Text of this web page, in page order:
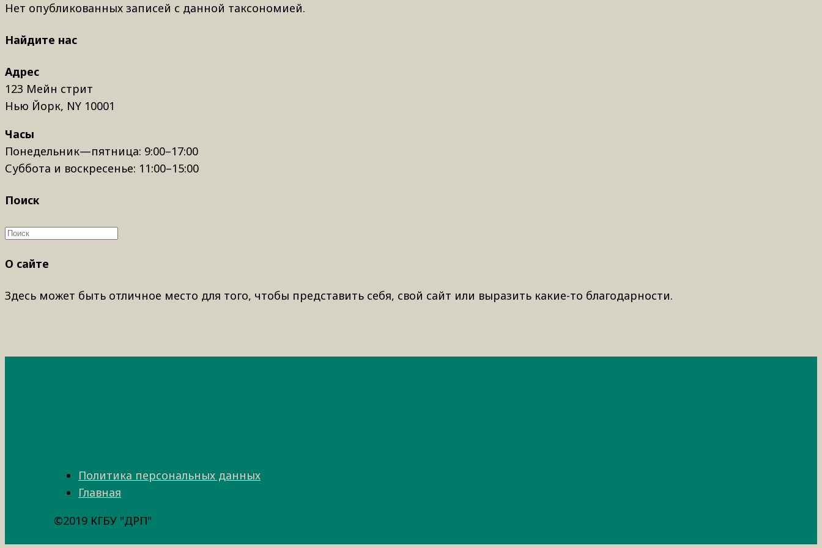
Нет опубликованных записей с данной таксономией.
Найдите нас
Адрес
123 Мейн стрит
Нью Йорк, NY 10001
Часы
Понедельник—пятница: 9:00–17:00
Суббота и воскресенье: 11:00–15:00
Поиск
О сайте
Здесь может быть отличное место для того, чтобы представить себя, свой сайт или выразить какие-то благодарности.
Политика персональных данных
Главная
©2019 КГБУ "ДРП"